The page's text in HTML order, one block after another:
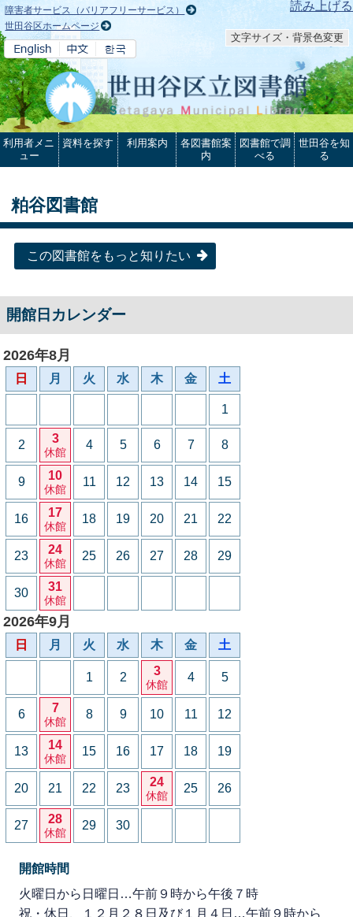
本文へ 読み上げる
障害者サービス（バリアフリーサービス）
世田谷区ホームページ
文字サイズ・背景色変更
利用者メニ
ュー
資料を探す 利用案内
各図書館案
内
図書館で調
べる
世田谷を知
る
粕谷図書館
この図書館をもっと知りたい
開館日カレンダー
2026年8月
日 月 火 水 木 金 土
1
2 3
休館
4 5 6 7 8
9 10
休館
11 12 13 14 15
16 17
休館
18 19 20 21 22
23 24
休館
25 26 27 28 29
30 31
休館
2026年9月
日 月 火 水 木 金 土
1 2 3
休館
4 5
6 7
休館
8 9 10 11 12
13 14
休館
15 16 17 18 19
20 21 22 23 24
休館
25 26
27 28
休館
29 30
開館時間
火曜日から日曜日…午前９時から午後７時
祝・休日、１２月２８日及び１月４日…午前９時から